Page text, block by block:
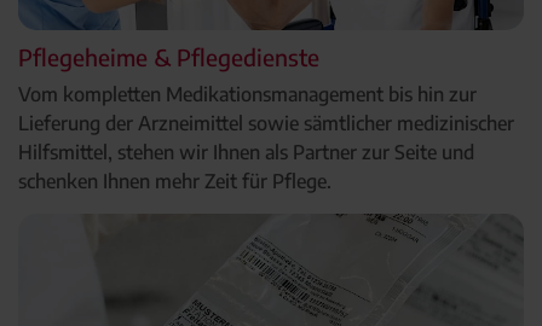
Pflegeheime & Pflegedienste
Vom kompletten Medikationsmanagement bis hin zur
Lieferung der Arzneimittel sowie sämtlicher medizinischer
Hilfsmittel, stehen wir Ihnen als Partner zur Seite und
schenken Ihnen mehr Zeit für Pflege.